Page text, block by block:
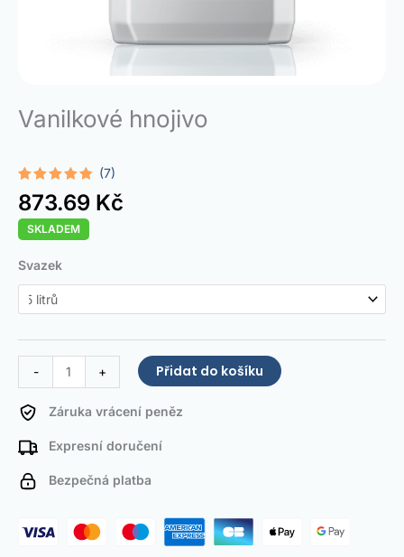
Vanilkové hnojivo
Hodnoceno
4.71z 5
na základě
7
hodnocení
zákazníků
(7)
873.69 Kč
SKLADEM
Svazek
-
Vanilla
Fertilizer
množství
+ Přidat do košíku
Záruka vrácení peněz
Expresní doručení
Bezpečná platba